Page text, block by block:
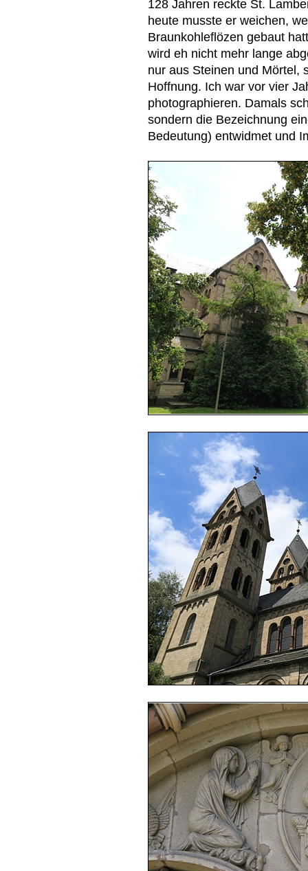
128 Jahren reckte St.
heute musste er weichen,
Braunkohleflözen gebaut
wird eh nicht mehr lange
nur aus Steinen und Mörtel,
Hoffnung. Ich war vor vier
photographieren. Damals
sondern die Bezeichnung
Bedeutung) entwidmet und